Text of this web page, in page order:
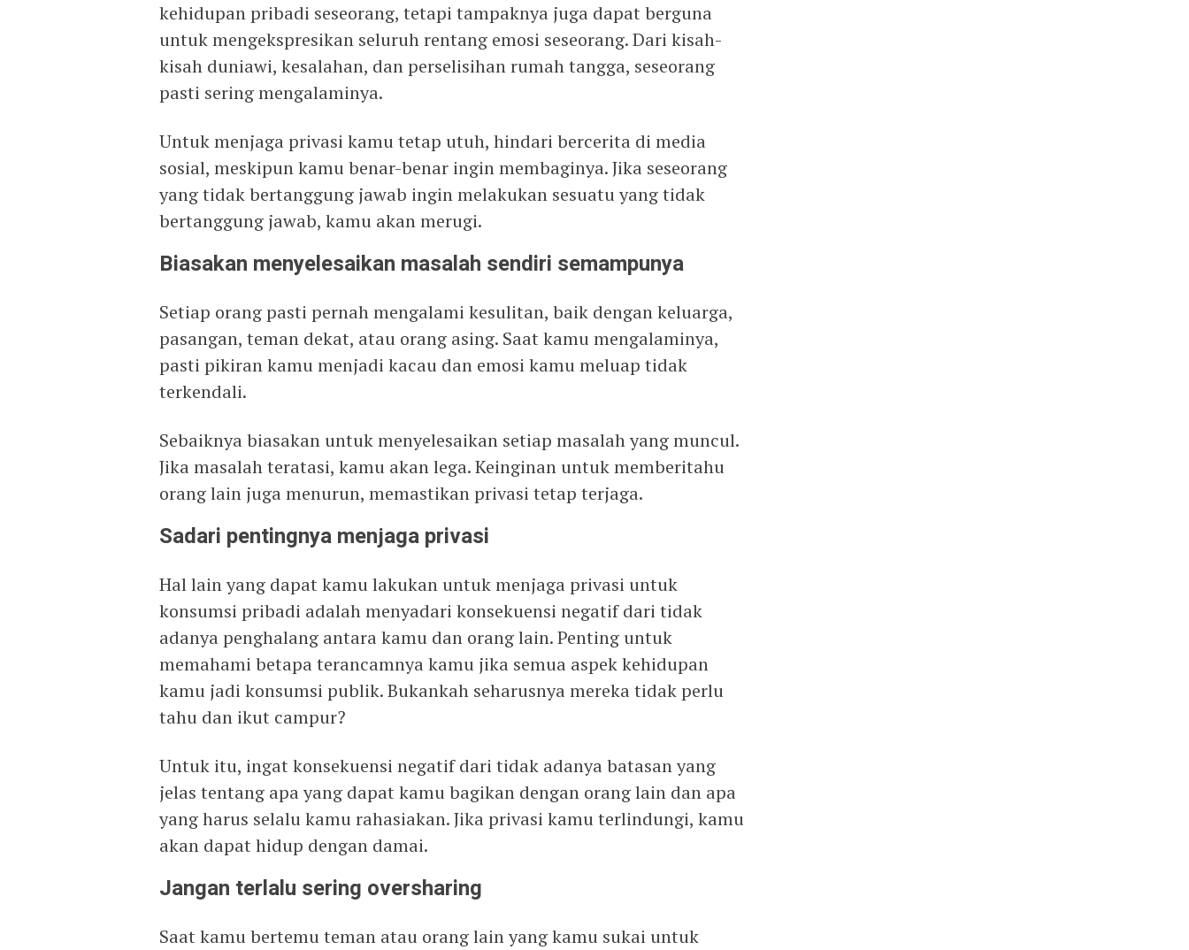
kehidupan pribadi seseorang, tetapi tampaknya juga dapat berguna
untuk mengekspresikan seluruh rentang emosi seseorang. Dari kisah-
kisah duniawi, kesalahan, dan perselisihan rumah tangga, seseorang
pasti sering mengalaminya.
Untuk menjaga privasi kamu tetap utuh, hindari bercerita di media
sosial, meskipun kamu benar-benar ingin membaginya. Jika seseorang
yang tidak bertanggung jawab ingin melakukan sesuatu yang tidak
bertanggung jawab, kamu akan merugi.
Biasakan menyelesaikan masalah sendiri semampunya
Setiap orang pasti pernah mengalami kesulitan, baik dengan keluarga,
pasangan, teman dekat, atau orang asing. Saat kamu mengalaminya,
pasti pikiran kamu menjadi kacau dan emosi kamu meluap tidak
terkendali.
Sebaiknya biasakan untuk menyelesaikan setiap masalah yang muncul.
Jika masalah teratasi, kamu akan lega. Keinginan untuk memberitahu
orang lain juga menurun, memastikan privasi tetap terjaga.
Sadari pentingnya menjaga privasi
Hal lain yang dapat kamu lakukan untuk menjaga privasi untuk
konsumsi pribadi adalah menyadari konsekuensi negatif dari tidak
adanya penghalang antara kamu dan orang lain. Penting untuk
memahami betapa terancamnya kamu jika semua aspek kehidupan
kamu jadi konsumsi publik. Bukankah seharusnya mereka tidak perlu
tahu dan ikut campur?
Untuk itu, ingat konsekuensi negatif dari tidak adanya batasan yang
jelas tentang apa yang dapat kamu bagikan dengan orang lain dan apa
yang harus selalu kamu rahasiakan. Jika privasi kamu terlindungi, kamu
akan dapat hidup dengan damai.
Jangan terlalu sering oversharing
Saat kamu bertemu teman atau orang lain yang kamu sukai untuk